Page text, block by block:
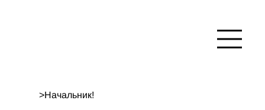
>Начальник!